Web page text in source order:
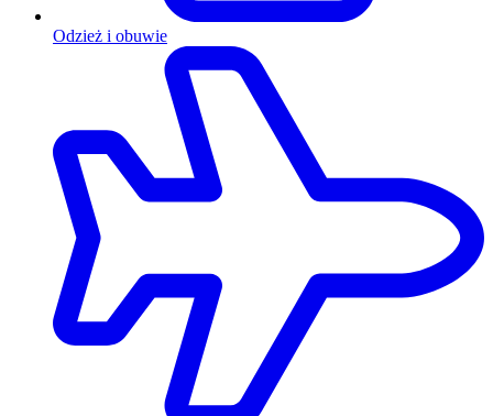
Odzież i obuwie